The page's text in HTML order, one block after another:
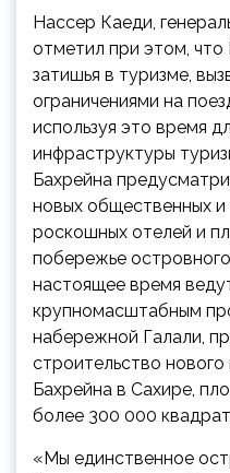
Нассер Каеди,
отметил при этом, что
затишья в туризме,
ограничениями на
используя это время
инфраструктуры
Бахрейна
новых общественных и
роскошных отелей и
побережье
настоящее время
крупномасштабным
набережной Галали,
строительство
Бахрейна в Сахире,
более 300 000
«Мы единственное